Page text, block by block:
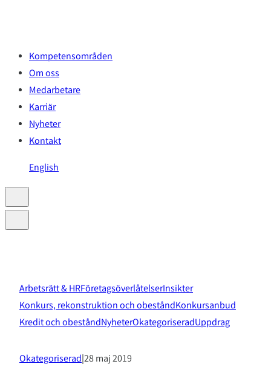
Kompetensområden
Om oss
Medarbetare
Karriär
Nyheter
Kontakt
English
Arbetsrätt & HRFöretagsöverlåtelserInsikter
Konkurs, rekonstruktion och obeståndKonkursanbud
Kredit och obeståndNyheterOkategoriseradUppdrag
Okategoriserad28 maj 2019